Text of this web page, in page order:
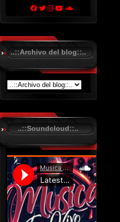
..::Archivo del blog::..
..::Soundcloud::..